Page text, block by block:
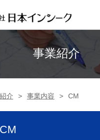
事業紹介
介 事業内容 CM
CM